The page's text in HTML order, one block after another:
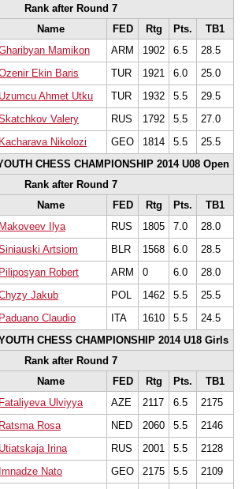
Rank after Round 7
Name FED Rtg Pts.
TB1
Mamikon ARM 1902 6.5
28.5
Ekin Baris TUR 1921 6.0
25.0
Uzumcu Ahmet Utku TUR 1932 5.5
29.5
Valery RUS 1792 5.5
27.0
Kacharava Nikolozi GEO 1814 5.5
25.5
CHESS CHAMPIONSHIP 2014 U08 Open
Rank after Round 7
Name FED Rtg Pts.
TB1
Makoveev Ilya RUS 1805 7.0
28.0
Artsiom BLR 1568 6.0
28.5
Piliposyan Robert ARM 0 6.0
28.0
Jakub POL 1462 5.5
25.5
Paduano Claudio ITA 1610 5.5
24.5
CHESS CHAMPIONSHIP 2014 U18 Girls
Rank after Round 7
Name FED Rtg Pts.
TB1
Fataliyeva Ulviyya AZE 2117 6.5
2175
Ratsma Rosa NED 2060 5.5
2146
Utiatskaja Irina RUS 2001 5.5
2128
Imnadze Nato GEO 2175 5.5
2109